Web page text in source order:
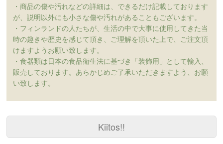
・商品の傷や汚れなどの詳細は、できるだけ記載しております
が、説明以外にも小さな傷や汚れがあることもございます。
・フィンランドの人たちが、生活の中で大事に使用してきた当
時の趣きや歴史を感じて頂き、ご理解を頂いた上で、ご注文頂
けますようお願い致します。
・食器類は日本の食品衛生法に基づき「装飾用」として輸入、
販売しております。あらかじめご了承いただきますよう、お願
い致します。
Kiitos!!